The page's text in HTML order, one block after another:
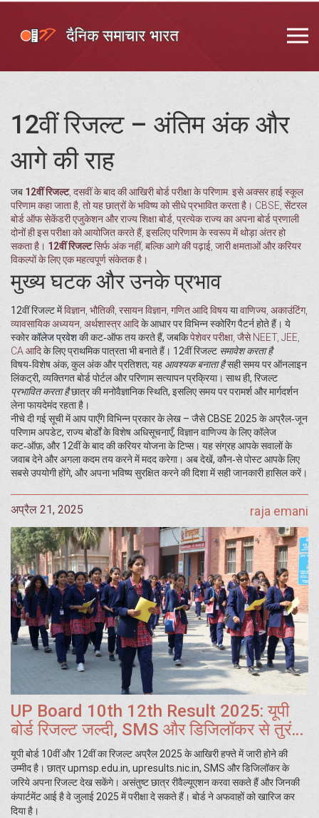
12वीं रिजल्ट – अंतिम अंक और
आगे की राह
जब 12वीं रिजल्ट, दसवीं के बाद की आखिरी बोर्ड परीक्षा के परिणाम. इसे अक्सरहाई स्कूल
परिणामकहा जाता है, तो यह छात्रों के भविष्य को सीधे प्रभावित करता है। CBSE सेंटरल
बोर्ड ऑफ सेकेंडरी एजुकेशनऔरराज्य शिक्षा बोर्ड प्रत्येक राज्य का अपना बोर्ड प्रणाली
दोनों ही इस परीक्षा को आयोजित करते हैं, इसलिए परिणाम के स्वरूप में थोड़ा अंतर हो
सकता है। 12वीं रिजल्टसिर्फ अंक नहीं, बल्कि आगे की पढ़ाई, जारी क्षमताओं और करियर
विकल्पों के लिए एक महत्वपूर्ण संकेतक है।
मुख्य घटक और उनके प्रभाव
12वीं रिजल्ट मेंविज्ञान भौतिकी, रसायन विज्ञान, गणित आदि विषययावाणिज्य अकाउंटिंग,
व्यावसायिक अध्ययन, अर्थशास्त्र आदिके आधार पर विभिन्न स्कोरिंग पैटर्न होते हैं। ये
स्कोरकॉलेज प्रवेशकी कट‑ऑफ तय करते हैं, जबकिपेशेवर परीक्षा, जैसे NEET, JEE,
CA आदिके लिए प्राथमिक पात्रता भी बनाते हैं। 12वीं रिजल्ट समावेश करता है
विषय‑विशेष अंक, कुल अंक और प्रतिशत; यह आवश्यक बनाता हैसही समय पर ऑनलाइन
लिंकट्री, व्यक्तिगत बोर्ड पोर्टल और परिणाम सत्यापन प्रक्रिया। साथ ही, रिजल्ट
प्रभावित करता हैछात्र की मनोवैज्ञानिक स्थिति, इसलिए समय पर परामर्श और मार्गदर्शन
लेना फायदेमंद रहता है।
नीचे दी गई सूची में आप पाएँगे विभिन्न प्रकार के लेख – जैसे CBSE 2025 के अप्रैल‑जून
परिणाम अपडेट, राज्य बोर्डों के विशेष अधिसूचनाएँ, विज्ञान वाणिज्य के लिए कॉलेज
कट‑ऑफ़, और 12वीं के बाद की करियर योजना के टिप्स। यह संग्रह आपके सवालों के
जवाब देने और अगला कदम तय करने में मदद करेगा। अब देखें, कौन‑से पोस्ट आपके लिए
सबसे उपयोगी होंगे, और अपना भविष्य सुरक्षित करने की दिशा में सही जानकारी हासिल करें।
अप्रैल 21, 2025 raja emani
UP Board 10th 12th Result 2025: यूपी
बोर्ड रिजल्ट जल्दी, SMS और डिजिलॉकर से तुरंत
देखें नंबर
यूपी बोर्ड 10वीं और 12वीं का रिजल्ट अप्रैल 2025 के आखिरी हफ्ते में जारी होने की
उम्मीद है। छात्र upmsp.edu.in, upresults.nic.in, SMS और डिजिलॉकर के
जरिये अपना रिजल्ट देख सकेंगे। असंतुष्ट छात्र रीवैल्यूएशन करवा सकते हैं और जिनकी
कंपार्टमेंट आई है वे जुलाई 2025 में परीक्षा दे सकते हैं। बोर्ड ने अफवाहों को खारिज कर
दिया है।